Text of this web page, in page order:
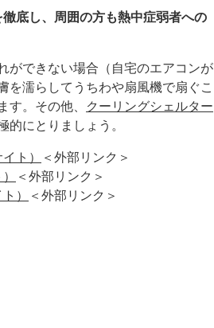
底し、周囲の方も熱中症弱者への
できない場合（自宅のエアコンが
を濡らしてうちわや扇風機で扇ぐこ
す。その他、
クーリングシェルター
的にとりましょう。
ト）
＜外部リンク＞
＜外部リンク＞
）
＜外部リンク＞